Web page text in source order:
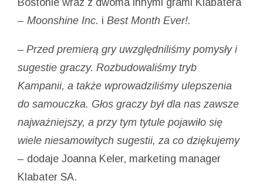
Bostonie wraz z dwoma innymi grami Klabatera
– Moonshine Inc. i Best Month Ever!.
– Przed premierą gry uwzględniliśmy pomysły i
sugestie graczy. Rozbudowaliśmy tryb
Kampanii, a także wprowadziliśmy ulepszenia
do samouczka. Głos graczy był dla nas zawsze
najważniejszy, a przy tym tytule pojawiło się
wiele niesamowitych sugestii, za co dziękujemy
– dodaje Joanna Keler, marketing manager
Klabater SA.